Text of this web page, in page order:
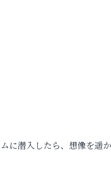
に潜入したら、想像を遥